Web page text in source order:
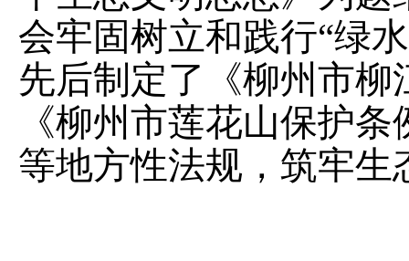
会牢固树立和践行“绿
先后制定了《柳州市
《柳州市莲花山保护
等地方性法规，筑牢